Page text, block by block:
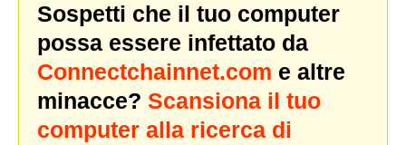
Sospetti che il tuo computer
possa essere infettato da
Connectchainnet.com e altre
minacce? Scansiona il tuo
computer alla ricerca di